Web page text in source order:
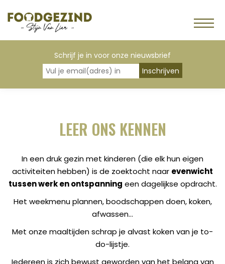
Schrijf je in voor onze nieuwsbrief
LEER ONS KENNEN
In een druk gezin met kinderen (die elk hun eigen
activiteiten hebben) is de zoektocht naar evenwicht
tussen werk en ontspanning een dagelijkse opdracht.
Het weekmenu plannen, boodschappen doen, koken,
afwassen…
Met onze maaltijden schrap je alvast koken van je to-
do-lijstje.
Iedereen is zich bewust geworden van het belang van